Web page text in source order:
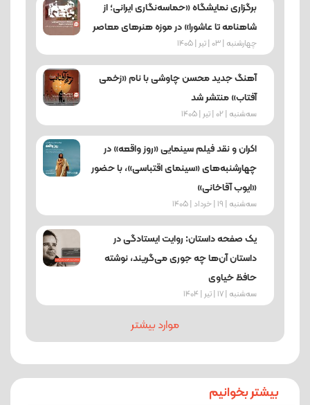
برگزاری نمایشگاه «حماسه‌نگاری ایرانی؛ از
شاهنامه تا عاشورا» در موزه هنرهای معاصر
چهارشنبه | 03 | تیر | 1405
آهنگ جدید محسن چاوشی با نام «زخمی
آفتاب» منتشر شد
ﺳﻪشنبه | 02 | تیر | 1405
اکران و نقد فیلم سینمایی «روز واقعه» در
چهارشنبه‌های «سینمای اقتباسی»، با حضور
«ایوب آقاخانی»
ﺳﻪشنبه | 19 | خرداد | 1405
یک صفحه داستان: روایت ایستادگی در
داستان آن‌ها چه جوری می‌گریند، نوشته
حافظ خیاوی
ﺳﻪشنبه | 17 | تیر | 1404
موارد بیشتر
بیشتر بخوانیم